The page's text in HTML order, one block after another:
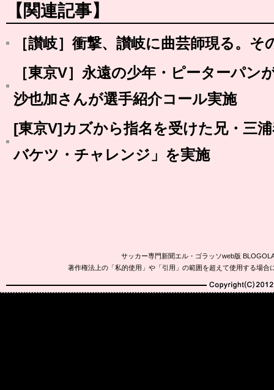
【関連記事】
［讃岐］衝撃、讃岐に曲芸師現る。そ
［東京V］永遠の少年・ピーターパン
沙也加さんが選手紹介コール実施
[東京V]カズから指名を受けた兄・三
バケツ・チャレンジ」を実施
サッカー専門新聞エル・ゴラッソweb版
著作権法上の「私的使用」や「引用」の範囲を超えて使用する場
Copyright(C)2010-